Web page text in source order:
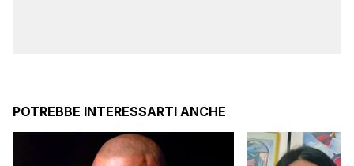
POTREBBE INTERESSARTI ANCHE